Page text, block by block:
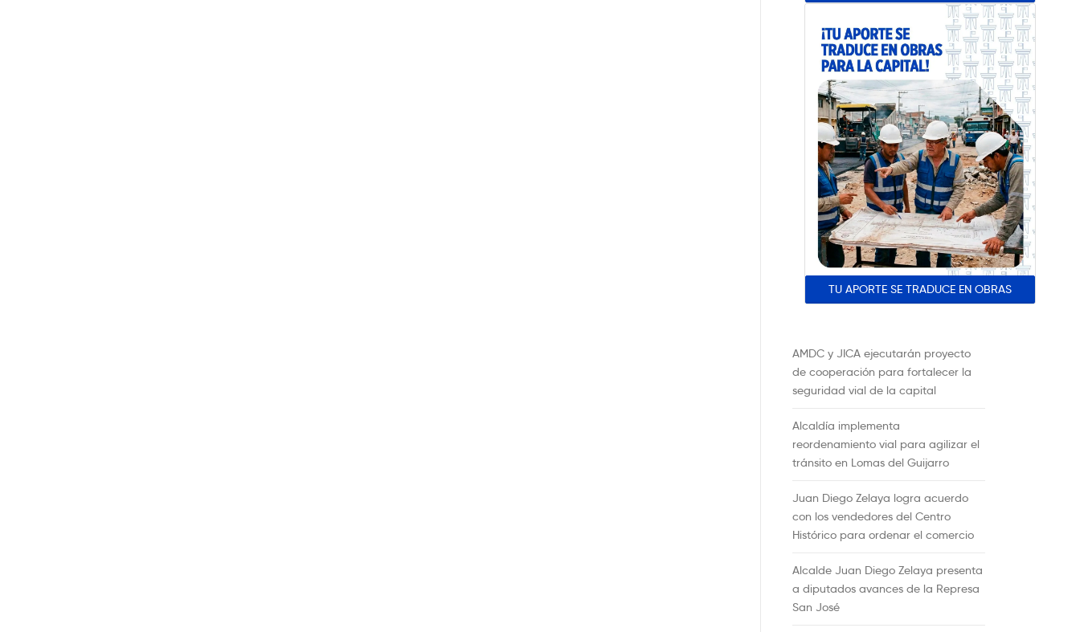
TU APORTE SE TRADUCE EN OBRAS
AMDC y JICA ejecutarán proyecto
de cooperación para fortalecer la
seguridad vial de la capital
Alcaldía implementa
reordenamiento vial para agilizar el
tránsito en Lomas del Guijarro
Juan Diego Zelaya logra acuerdo
con los vendedores del Centro
Histórico para ordenar el comercio
Alcalde Juan Diego Zelaya presenta
a diputados avances de la Represa
San José